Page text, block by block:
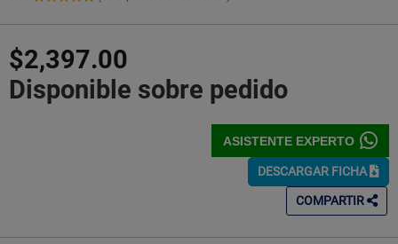
0.00
Estrellas!
$2,397.00
Disponible sobre pedido
ASISTENTE EXPERTO
DESCARGAR FICHA
COMPARTIR